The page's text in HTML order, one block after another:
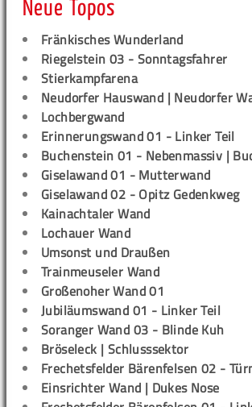
Neue Topos
Fränkisches Wunderland
Riegelstein 03 - Sonntagsfahrer
Stierkampfarena
Neudorfer Hauswand | Neudorfer
Lochbergwand
Erinnerungswand 01 - Linker Teil
Buchenstein 01 - Nebenmassiv |
Giselawand 01 - Mutterwand
Giselawand 02 - Opitz Gedenkweg
Kainachtaler Wand
Lochauer Wand
Umsonst und Draußen
Trainmeuseler Wand
Großenoher Wand 01
Jubiläumswand 01 - Linker Teil
Soranger Wand 03 - Blinde Kuh
Bröseleck | Schlusssektor
Frechetsfelder Bärenfelsen 02 -
Einsrichter Wand | Dukes Nose